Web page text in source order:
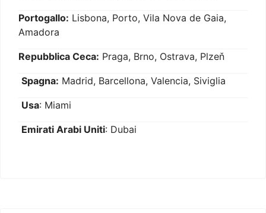
Portogallo: Lisbona, Porto, Vila Nova de Gaia,
Amadora
Repubblica Ceca: Praga, Brno, Ostrava, Plzeň
Spagna: Madrid, Barcellona, Valencia, Siviglia
Usa: Miami
Emirati Arabi Uniti: Dubai